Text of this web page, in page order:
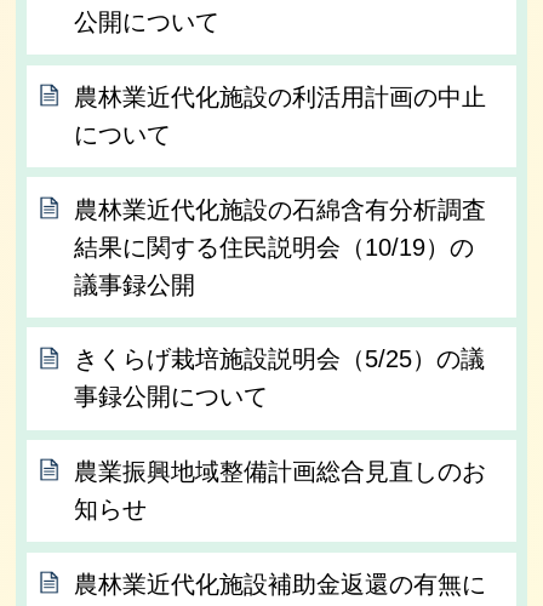
公開について
農林業近代化施設の利活用計画の中止
について
農林業近代化施設の石綿含有分析調査
結果に関する住民説明会（10/19）の
議事録公開
きくらげ栽培施設説明会（5/25）の議
事録公開について
農業振興地域整備計画総合見直しのお
知らせ
農林業近代化施設補助金返還の有無に